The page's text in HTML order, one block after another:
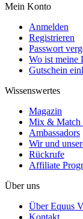
Mein Konto
Anmelden
Registrieren
Passwort
Wo ist meine
Gutschein
Wissenswertes
Magazin
Mix & Match
Ambassadors
Wir und
Rückrufe
Affiliate
Über uns
Über Equus
Kontakt